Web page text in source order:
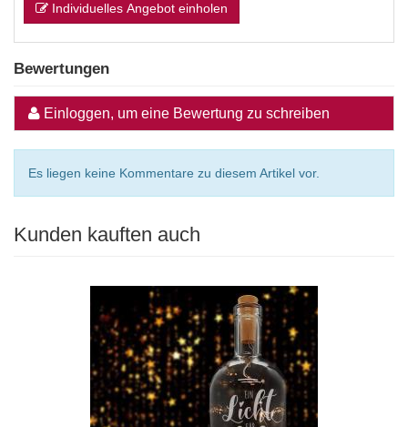
Individuelles Angebot einholen
Bewertungen
Einloggen, um eine Bewertung zu schreiben
Es liegen keine Kommentare zu diesem Artikel vor.
Kunden kauften auch